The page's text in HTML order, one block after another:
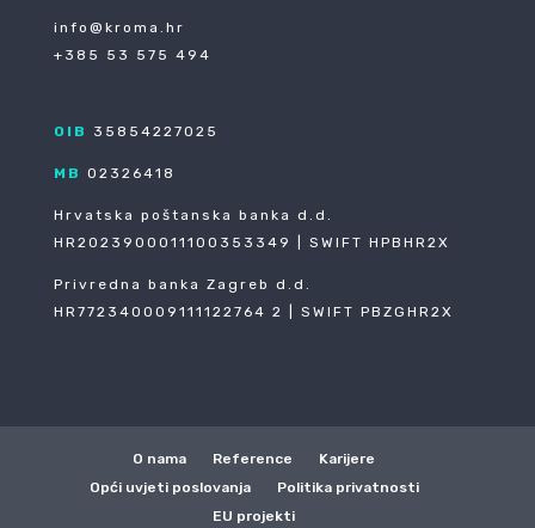
info@kroma.hr
+385 53 575 494
OIB 35854227025
MB 02326418
Hrvatska poštanska banka d.d.
HR2023900011100353349 | SWIFT HPBHR2X
Privredna banka Zagreb d.d.
HR772340009111122764 2 | SWIFT PBZGHR2X
O nama Reference
Karijere
Opći uvjeti poslovanja
Politika privatnosti
EU projekti